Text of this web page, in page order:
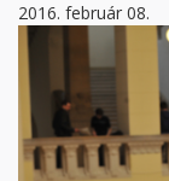
2016. február 08.